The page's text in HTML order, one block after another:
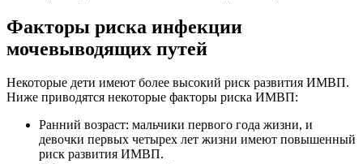
Факторы риска инфекции
мочевыводящих путей
Некоторые дети имеют более высокий риск развития ИМВП.
Ниже приводятся некоторые факторы риска ИМВП:
Ранний возраст: мальчики первого года жизни, и
девочки первых четырех лет жизни имеют повышенный
риск развития ИМВП.